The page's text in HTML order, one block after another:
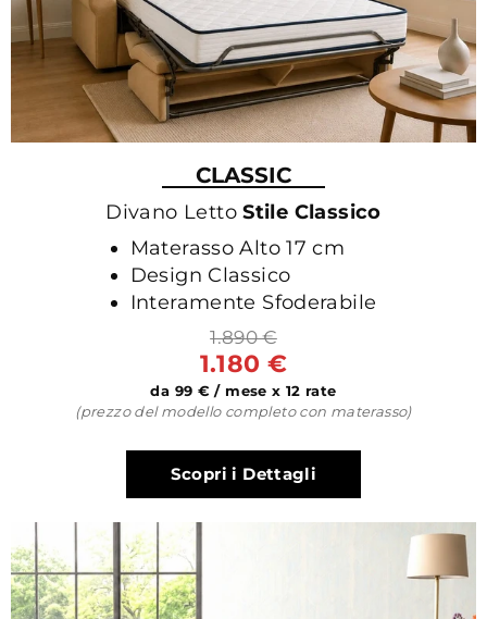
CLASSIC
Divano LettoStile Classico
Materasso Alto 17 cm
Design Classico
Interamente Sfoderabile
1.890 €
1.180 €
da 99 € / mese x 12 rate
(prezzo del modello completo con materasso)
Scopri i Dettagli